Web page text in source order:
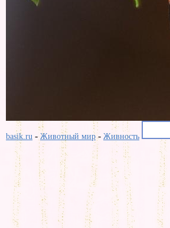
basik.ru -Животный мир- Живность